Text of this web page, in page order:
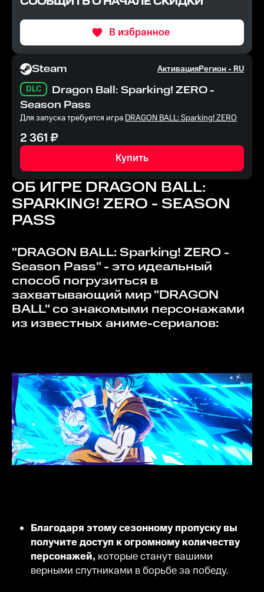
В избранное
Steam АктивацияРегион -RU
DLC
Dragon Ball: Sparking! ZERO -
Season Pass
Для запуска требуется играDRAGON BALL: Sparking! ZERO
2 361₽
Купить
ОБ ИГРЕ DRAGON BALL:
SPARKING! ZERO - SEASON
PASS
"DRAGON BALL: Sparking! ZERO -
Season Pass" - это идеальный
способ погрузиться в
захватывающий мир "DRAGON
BALL" со знакомыми персонажами
из известных аниме-сериалов:
Благодаря этому сезонному пропуску вы
получите доступ к огромному количеству
персонажей, которые станут вашими
верными спутниками в борьбе за победу.